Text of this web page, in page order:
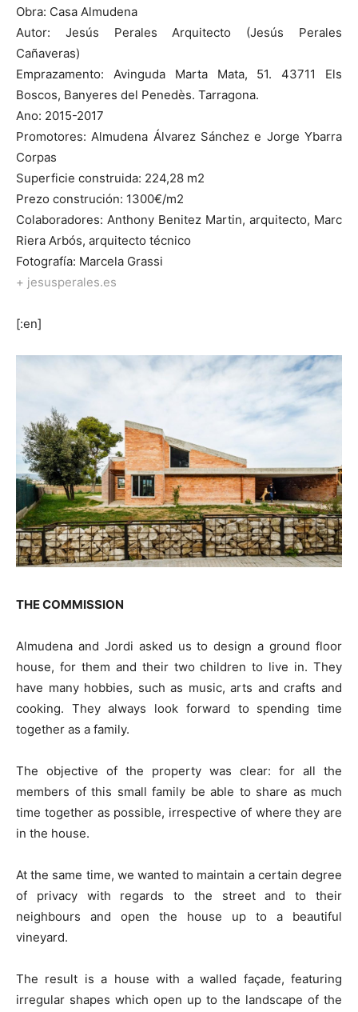
Obra: Casa Almudena
Autor: Jesús Perales Arquitecto (Jesús Perales
Cañaveras)
Emprazamento: Avinguda Marta Mata, 51. 43711 Els
Boscos, Banyeres del Penedès. Tarragona.
Ano: 2015-2017
Promotores: Almudena Álvarez Sánchez e Jorge Ybarra
Corpas
Superficie construida: 224,28 m2
Prezo construción: 1300€/m2
Colaboradores: Anthony Benitez Martin, arquitecto, Marc
Riera Arbós, arquitecto técnico
Fotografía: Marcela Grassi
+ jesusperales.es
[:en]
THE COMMISSION
Almudena and Jordi asked us to design a ground floor
house, for them and their two children to live in. They
have many hobbies, such as music, arts and crafts and
cooking. They always look forward to spending time
together as a family.
The objective of the property was clear: for all the
members of this small family be able to share as much
time together as possible, irrespective of where they are
in the house.
At the same time, we wanted to maintain a certain degree
of privacy with regards to the street and to their
neighbours and open the house up to a beautiful
vineyard.
The result is a house with a walled façade, featuring
irregular shapes which open up to the landscape of the